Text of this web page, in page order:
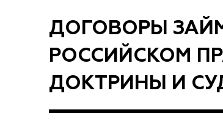
ДОГОВОРЫ
РОССИЙСКОМ
ДОКТРИНЫ И